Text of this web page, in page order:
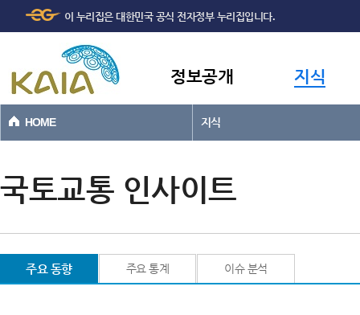
본문바로가기
이 누리집은 대한민국 공식 전자정부 누리집입니다.
정보공개 지식
HOME 지식
국토교통 인사이트
주요 동향 주요 통계 이슈 분석